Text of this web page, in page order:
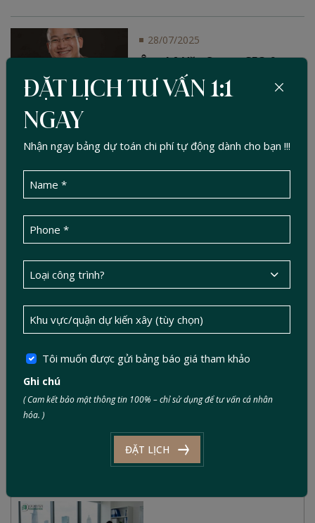
28/07/2025
Ông Lê Văn Sang - CEO &
Founder của Đức Tín
Construction
BÀI VIẾT NỔI BẬT
nhất
Quy trình ép cọc bê tông
an toàn tuyệt đối
Kinh nghiệm giám sát nhà
thầu thi công móng nhà từ
kỹ sư Duc Tin Construction
ĐẶT LỊCH TƯ VẤN 1:1
NGAY
Nhận ngay bảng dự toán chi phí tự động dành cho bạn !!!
Tôi muốn được gửi bảng báo giá tham khảo
Ghi chú
( Cam kết bảo mật thông tin 100% – chỉ sử dụng để tư vấn cá nhân
hóa. )
ĐẶT LỊCH